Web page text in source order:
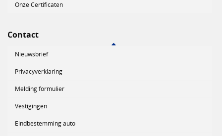
Onze Certificaten
Contact
Nieuwsbrief
Privacyverklaring
Melding formulier
Vestigingen
Eindbestemming auto